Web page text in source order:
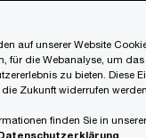
schreitet
auf unserer Website
für die Webanalyse, um
zu bieten. Diese
Zukunft widerrufen werden.
finden Sie in